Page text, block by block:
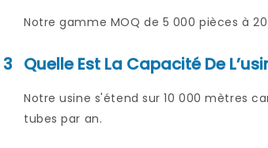
Notre gamme MOQ de 5 000 pièces à
3 Quelle Est La Capacité De
Notre usine s'étend sur 10 000 mètres
tubes par an.